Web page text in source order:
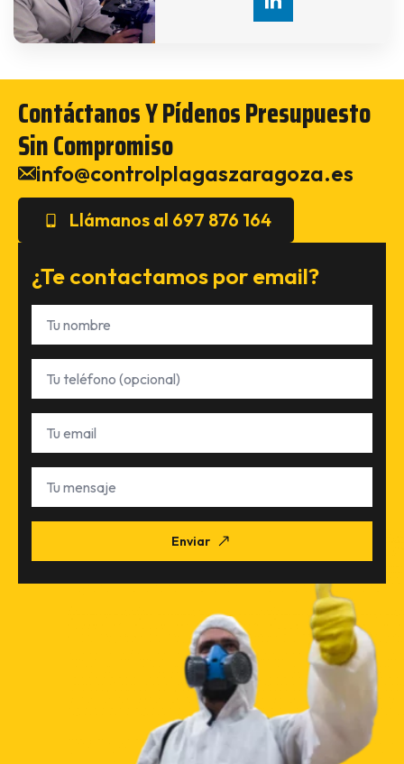
Contáctanos Y Pídenos Presupuesto
Sin Compromiso
info@controlplagaszaragoza.es
Llámanos al 697 876 164
¿Te contactamos por email?
mensaje
Enviar